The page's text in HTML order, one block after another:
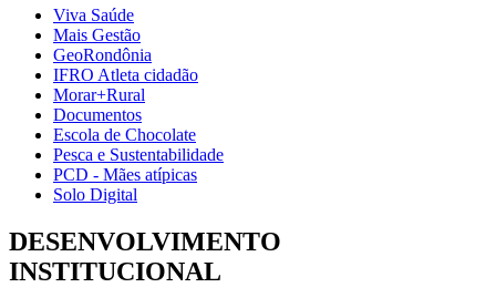
Viva Saúde
Mais Gestão
GeoRondônia
IFRO Atleta cidadão
Morar+Rural
Documentos
Escola de Chocolate
Pesca e Sustentabilidade
PCD - Mães atípicas
Solo Digital
DESENVOLVIMENTO
INSTITUCIONAL